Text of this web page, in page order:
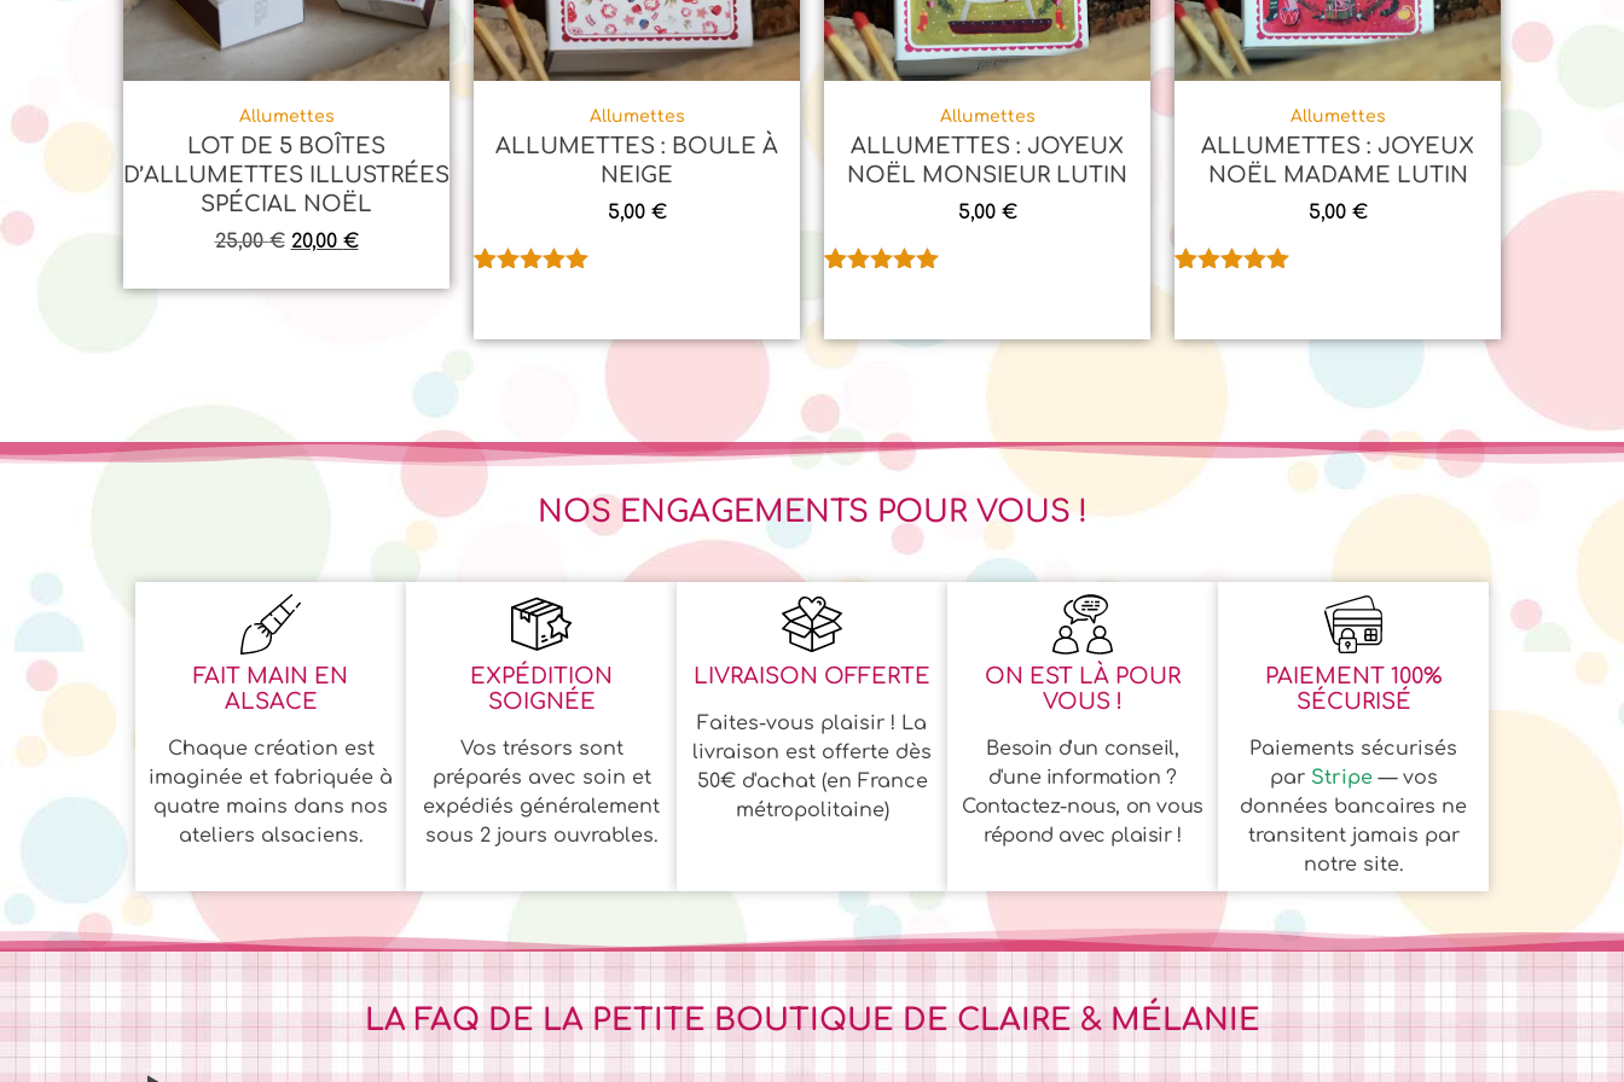
Allumettes
LOT DE 5 BOÎTES
D’ALLUMETTES ILLUSTRÉES
SPÉCIAL NOËL
25,00€ 20,00 €
Allumettes
ALLUMETTES : BOULE À
NEIGE
5,00 €
Allumettes
ALLUMETTES : JOYEUX
NOËL MONSIEUR LUTIN
5,00 €
notation
Allumettes
ALLUMETTES : JOYEUX
NOËL MADAME LUTIN
5,00 €
NOS ENGAGEMENTS POUR VOUS !
FAIT MAIN EN
ALSACE
Chaque création est
imaginée et fabriquée à
quatre mains dans nos
ateliers alsaciens.
EXPÉDITION
SOIGNÉE
Vos trésors sont
préparés avec soin et
expédiés généralement
sous 2 jours ouvrables.
LIVRAISON OFFERTE
Faites-vous plaisir ! La
livraison est offerte dès
50€ d'achat (en France
métropolitaine)
ON EST LÀ POUR
VOUS !
Besoin d'un conseil,
d'une information ?
Contactez-nous, on vous
répond avec plaisir !
PAIEMENT 100%
SÉCURISÉ
Paiements sécurisés
par Stripe— vos
données bancaires ne
transitent jamais par
notre site.
LA FAQ DE LA PETITE BOUTIQUE DE CLAIRE & MÉLANIE